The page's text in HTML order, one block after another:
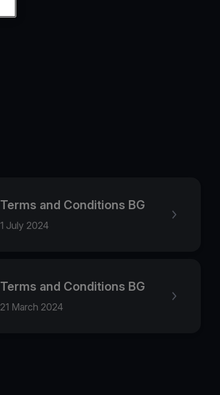
Terms and Conditions BG
1 July 2024
Terms and Conditions BG
21 March 2024